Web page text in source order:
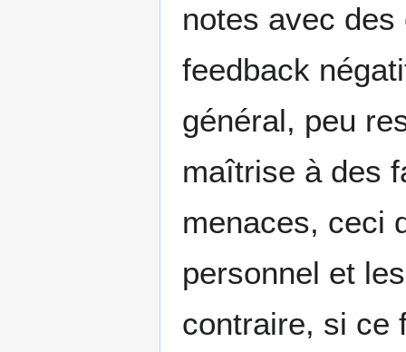
notes avec
feedback
général, peu
maîtrise à des
menaces, ceci
personnel et
contraire, si ce